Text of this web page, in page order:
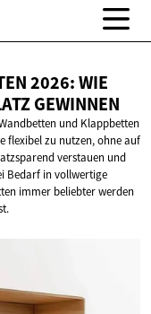
2026: WIE
GEWINNEN
und Klappbetten
flexibel zu nutzen, ohne auf
verstauen und
Bedarf in vollwertige
immer beliebter werden